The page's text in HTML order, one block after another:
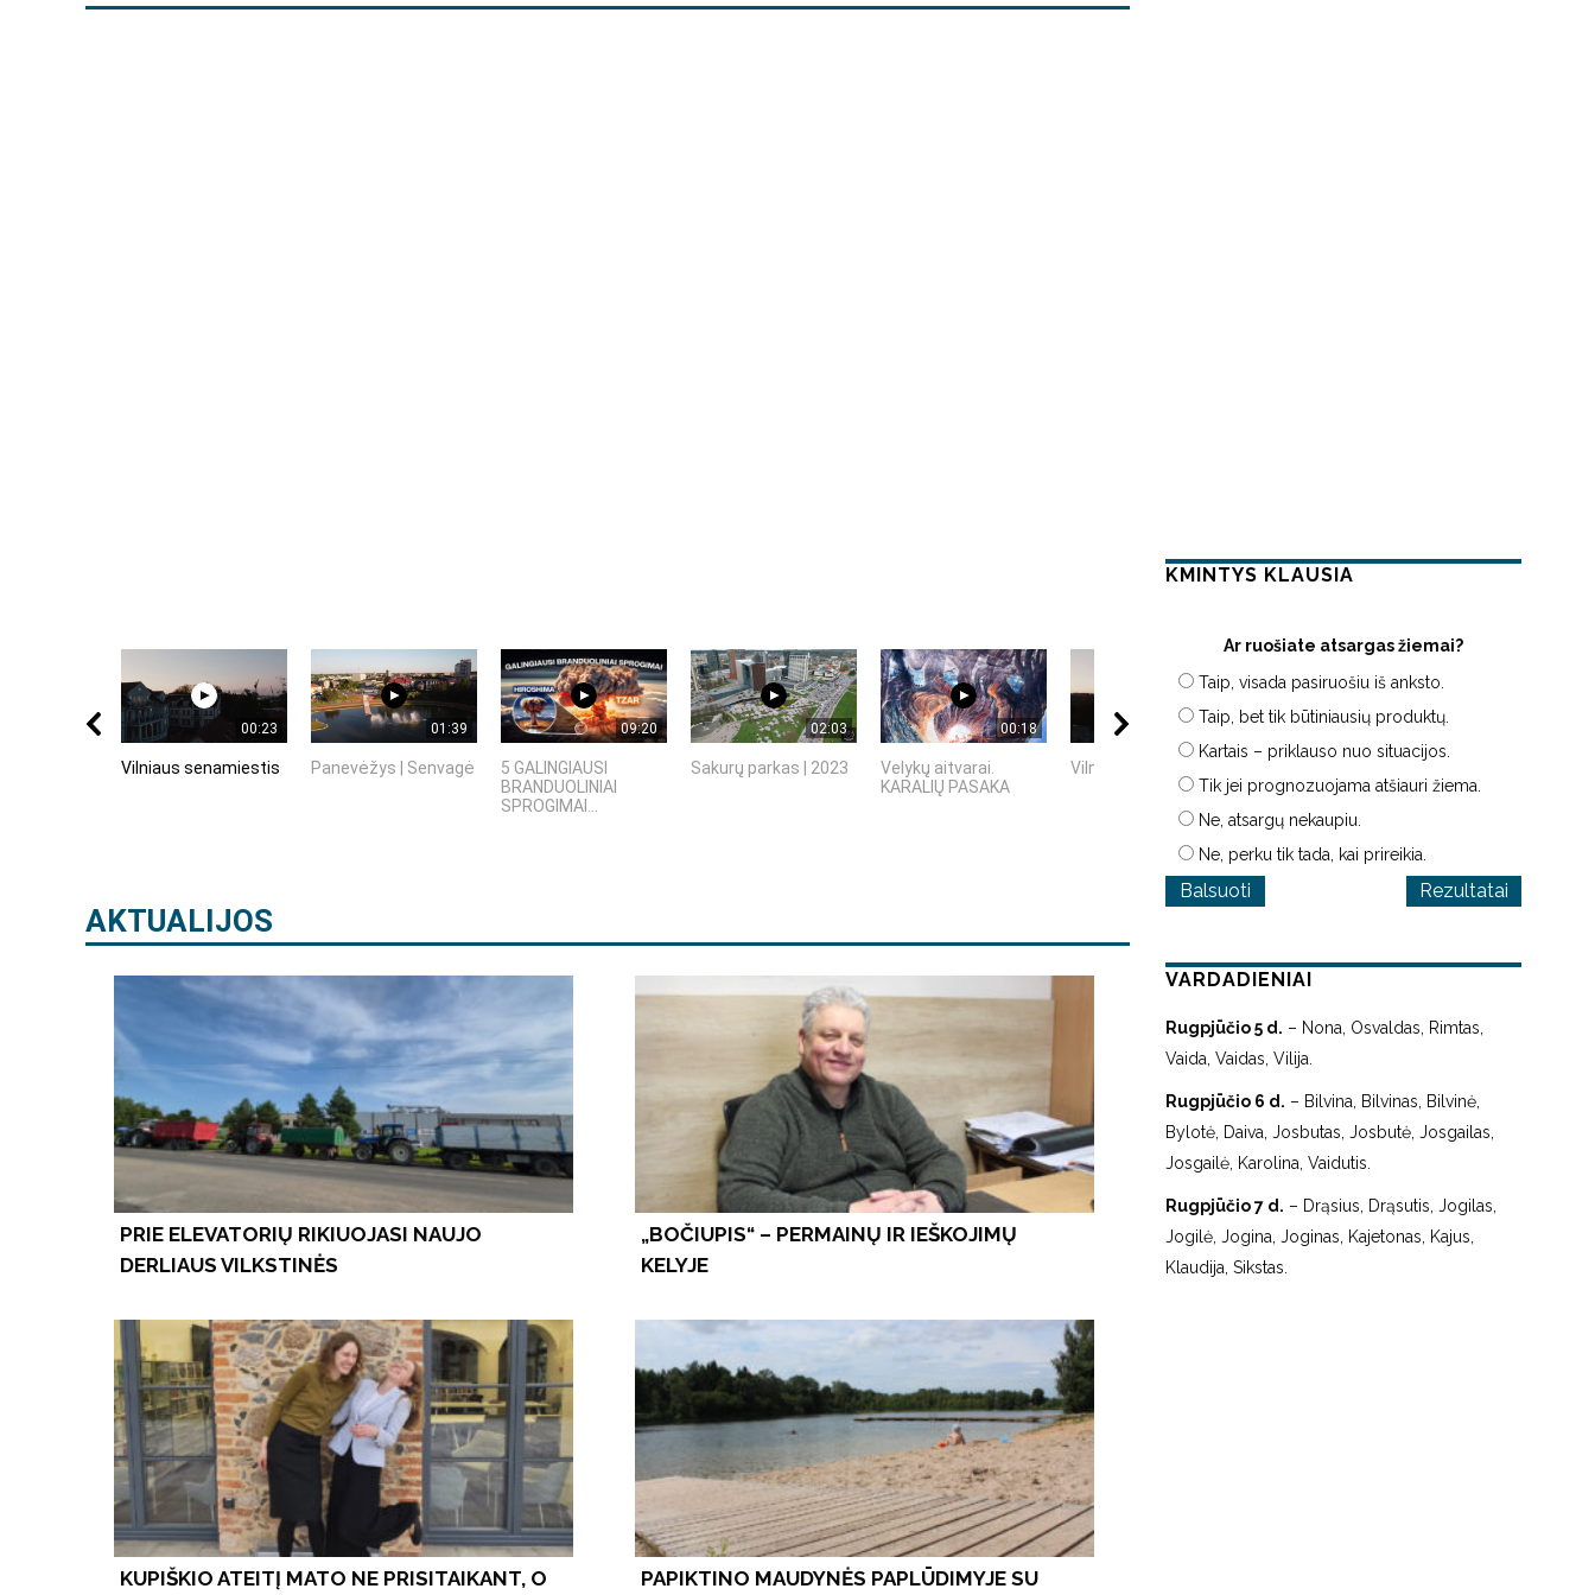
00:23
Vilniaus senamiestis
01:39
Panevėžys | Senvagė
09:20
5 GALINGIAUSI
BRANDUOLINIAI
SPROGIMAI...
02:03
Sakurų parkas | 2023
00:18
Velykų aitvarai.
KARALIŲ PASAKA
00:19
Vilniaus senamiestis
01:11
Vilniaus stogai
detektyvinių
AKTUALIJOS
PRIE ELEVATORIŲ RIKIUOJASI NAUJO
DERLIAUS VILKSTINĖS
„BOČIUPIS“ – PERMAINŲ IR IEŠKOJIMŲ
KELYJE
KUPIŠKIO ATEITĮ MATO NE PRISITAIKANT, O PAPIKTINO MAUDYNĖS PAPLŪDIMYJE SU
KMINTYS KLAUSIA
Ar ruošiate atsargas žiemai?
Taip, visada pasiruošiu iš anksto.
Taip, bet tik būtiniausių produktų.
Kartais – priklauso nuo situacijos.
Tik jei prognozuojama atšiauri žiema.
Ne, atsargų nekaupiu.
Ne, perku tik tada, kai prireikia.
Rezultatai
VARDADIENIAI
Rugpjūčio 5 d. – Nona, Osvaldas, Rimtas,
Vaida, Vaidas, Vilija.
Rugpjūčio 6 d. – Bilvina, Bilvinas, Bilvinė,
Bylotė, Daiva, Josbutas, Josbutė, Josgailas,
Josgailė, Karolina, Vaidutis.
Rugpjūčio 7 d. – Drąsius, Drąsutis, Jogilas,
Jogilė, Jogina, Joginas, Kajetonas, Kajus,
Klaudija, Sikstas.